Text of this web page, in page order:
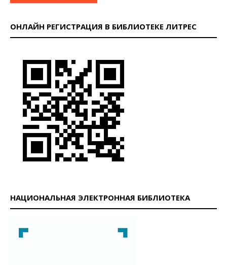
ОНЛАЙН РЕГИСТРАЦИЯ В БИБЛИОТЕКЕ ЛИТРЕС
НАЦИОНАЛЬНАЯ ЭЛЕКТРОННАЯ БИБЛИОТЕКА